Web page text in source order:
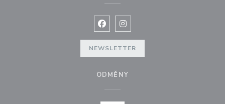
Facebook ((otevře se v novém
Instagram ((otevře se v
NEWSLETTER
ODMĚNY